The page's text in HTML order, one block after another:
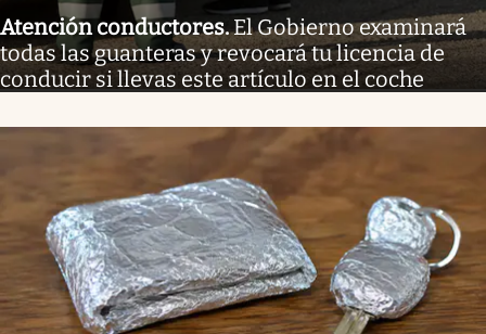
Atención conductores.El Gobierno examinará
todas las guanteras y revocará tu licencia de
conducir si llevas este artículo en el coche